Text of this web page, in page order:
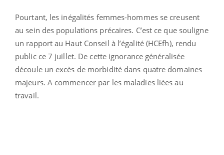
Pourtant, les inégalités femmes-hommes se creusent
au sein des populations précaires. C’est ce que souligne
un rapport au Haut Conseil à l’égalité (HCEfh), rendu
public ce 7 juillet. De cette ignorance généralisée
découle un excès de morbidité dans quatre domaines
majeurs. A commencer par les maladies liées au
travail.